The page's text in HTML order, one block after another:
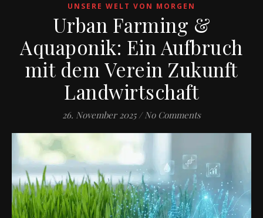
UNSERE WELT VON MORGEN
Urban Farming &
Aquaponik: Ein Aufbruch
mit dem Verein Zukunft
Landwirtschaft
26. November 2025 / No Comments